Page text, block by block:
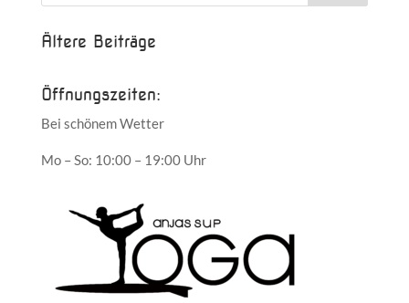
Ältere Beiträge
Öffnungszeiten:
Bei schönem Wetter
Mo – So: 10:00 – 19:00 Uhr